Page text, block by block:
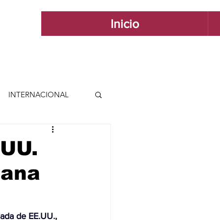
Inicio
INTERNACIONAL
INTERNACIONAL
ESTILO
de EE.UU.,